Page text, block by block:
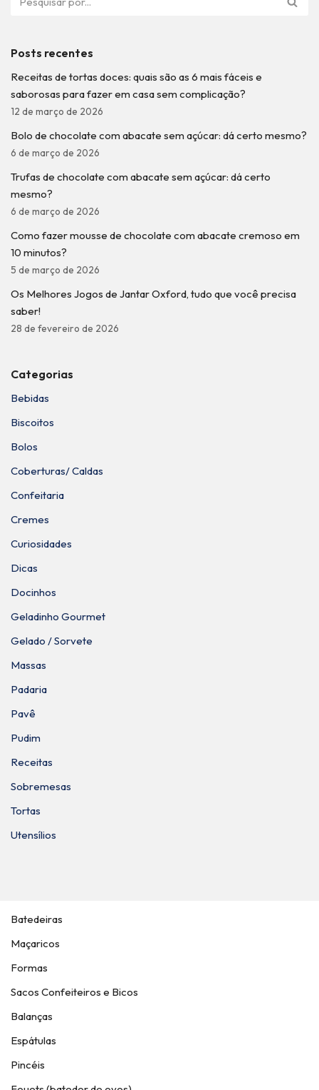
Posts recentes
Receitas de tortas doces: quais são as 6 mais fáceis e
saborosas para fazer em casa sem complicação?
12 de março de 2026
Bolo de chocolate com abacate sem açúcar: dá certo mesmo?
6 de março de 2026
Trufas de chocolate com abacate sem açúcar: dá certo
mesmo?
6 de março de 2026
Como fazer mousse de chocolate com abacate cremoso em
10 minutos?
5 de março de 2026
Os Melhores Jogos de Jantar Oxford, tudo que você precisa
saber!
28 de fevereiro de 2026
Categorias
Bebidas
Biscoitos
Bolos
Coberturas/ Caldas
Confeitaria
Cremes
Curiosidades
Dicas
Docinhos
Geladinho Gourmet
Gelado / Sorvete
Massas
Padaria
Pavê
Pudim
Receitas
Sobremesas
Tortas
Utensílios
Batedeiras
Maçaricos
Formas
Sacos Confeiteiros e Bicos
Balanças
Espátulas
Pincéis